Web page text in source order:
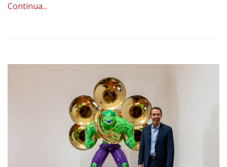
Continua...